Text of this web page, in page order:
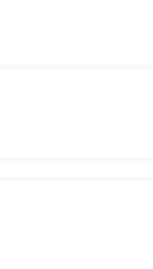
senza complicazioni.
del mercato.
piattaforme e dApp.